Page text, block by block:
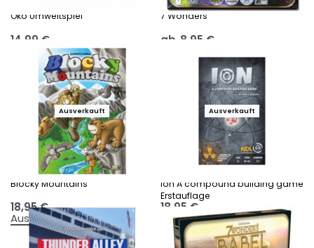
Öko Umweltspiel
14,99 €
Ausführung wählen
7 Wonders
ab 8,95 €
Ausverkauft
Blocky Mountains
18,95€
Ausführung wählen
Ausverkauft
Ion A compound building game
Erstauflage
18,95 €
Ausführung wählen